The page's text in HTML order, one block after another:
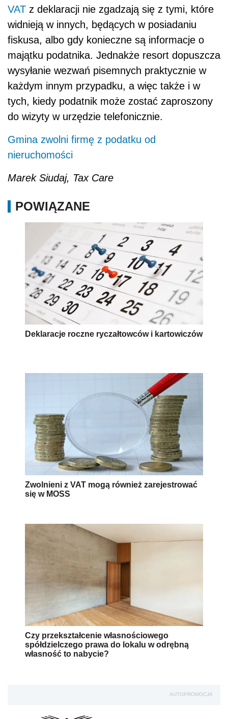
VAT z deklaracji nie zgadzają się z tymi, które
widnieją w innych, będących w posiadaniu
fiskusa, albo gdy konieczne są informacje o
majątku podatnika. Jednakże resort dopuszcza
wysyłanie wezwań pisemnych praktycznie w
każdym innym przypadku, a więc także i w
tych, kiedy podatnik może zostać zaproszony
do wizyty w urzędzie telefonicznie.
Gmina zwolni firmę z podatku od
nieruchomości
Marek Siudaj, Tax Care
POWIĄZANE
Deklaracje roczne ryczałtowców i kartowiczów
Zwolnieni z VAT mogą również zarejestrować
się w MOSS
Czy przekształcenie własnościowego
spółdzielczego prawa do lokalu w odrębną
własność to nabycie?
AUTOPROMOCJA